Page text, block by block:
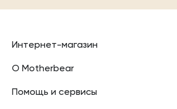
Интернет-магазин
О Motherbear
Помощь и сервисы